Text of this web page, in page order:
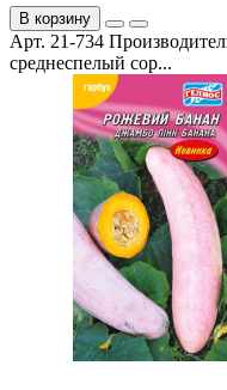
В корзину
Арт. 21-734
среднеспелый сор...